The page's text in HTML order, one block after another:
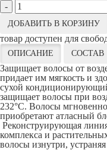
-
ДОБАВИТЬ В КОРЗИНУ
товар доступен для
ОПИСАНИЕ СОСТАВ
Защищает волосы от
придает им мягкость и
сухой
защищает волосы при
232°C. Волосы
приобретают атласный
Реконструирующая
комплекса и
волосы изнутри,